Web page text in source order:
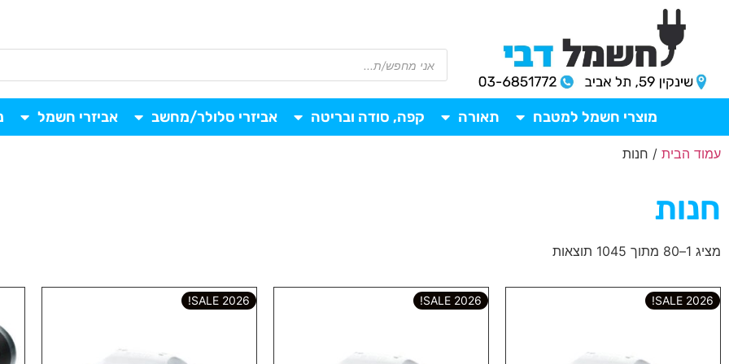
מוצרי חשמל למטבח תאורה קפה, סודה ובריטה אביזרי סלולר/מחשב אביזרי חשמל
עמוד הבית / חנות
חנות
מציג 1–80 מתוך 1045 תוצאות
2026 SALE!
2026 SALE!
2026 SALE!